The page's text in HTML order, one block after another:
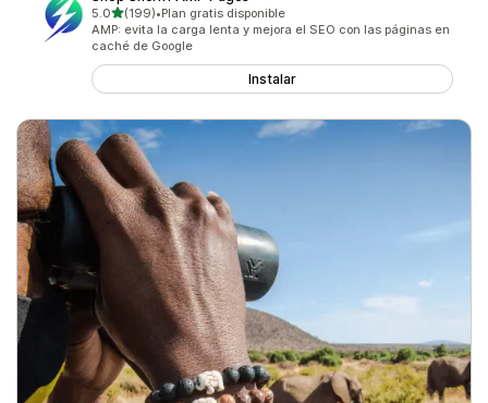
5.0de 5 estrellas
(199)
199 reseñas en total
•Plan gratis disponible
AMP: evita la carga lenta y mejora el SEO con las páginas en
caché de Google
Instalar